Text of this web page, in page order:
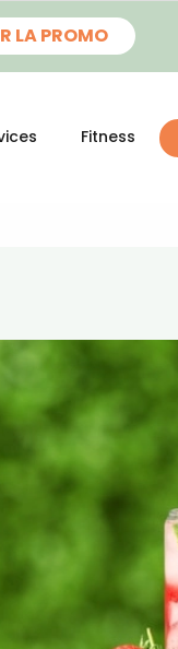
LA PROMO
Fitness